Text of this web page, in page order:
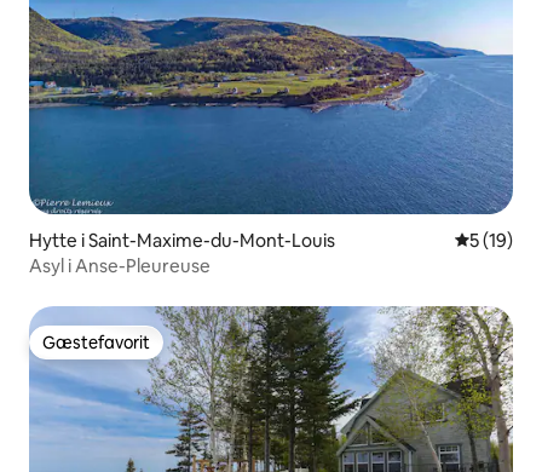
Hytte i Saint-Maxime-du-Mont-Louis 5 ud af 5 i
5 (19)
Asyl i Anse-Pleureuse
Gæstefavorit
Gæstefavorit